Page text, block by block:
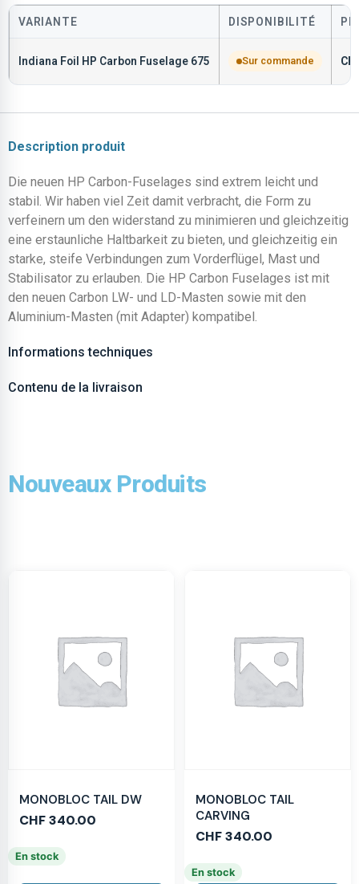
VARIANTE DISPONIBILITÉ
Indiana Foil HP Carbon Fuselage 675 Sur commande
Description produit
Die neuen HP Carbon-Fuselages sind extrem leicht und
stabil. Wir haben viel Zeit damit verbracht, die Form zu
verfeinern um den widerstand zu minimieren und gleichzeitig
eine erstaunliche Haltbarkeit zu bieten, und gleichzeitig ein
starke, steife Verbindungen zum Vorderflügel, Mast und
Stabilisator zu erlauben. Die HP Carbon Fuselages ist mit
den neuen Carbon LW- und LD-Masten sowie mit den
Aluminium-Masten (mit Adapter) kompatibel.
Informations techniques
Contenu de la livraison
Nouveaux Produits
MONOBLOC TAIL DW
CHF340.00
En stock
MONOBLOC TAIL
CARVING
CHF340.00
En stock